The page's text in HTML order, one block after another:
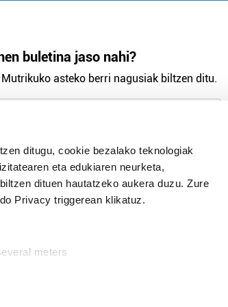
ditugu, cookie bezalako teknologiak
eta edukiaren neurketa,
dituen hautatzeko aukera duzu. Zure
Privacy triggerean klikatuz.
meters
buletina jaso nahi?
asteko berri nagusiak biltzen ditu.
Harpidetu
eginkizuna. Horretarako zure ekarpena